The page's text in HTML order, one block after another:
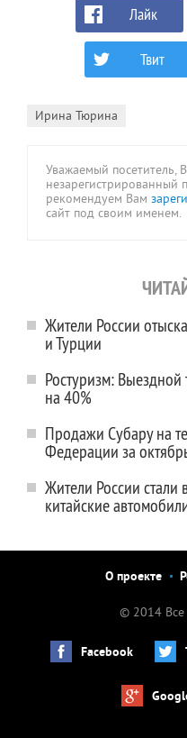
Лайк
Твит
Ирина Тюрина
Уважаемый посетитель,
незарегистрированный
рекомендуем Вам
сайт под своим именем.
Жители России
и Турции
Ростуризм: Выездной
на 40%
Продажи Субару на
Федерации за
Жители России стали
китайские
О проекте
© 2014
Facebook